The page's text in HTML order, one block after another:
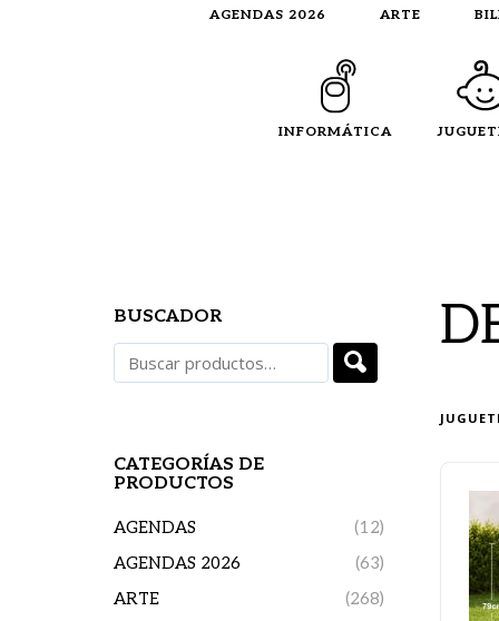
AGENDAS 2026 ARTE
INFORMÁTICA
BUSCADOR
CATEGORÍAS DE
PRODUCTOS
AGENDAS
(12)
AGENDAS 2026
(63)
ARTE
(268)